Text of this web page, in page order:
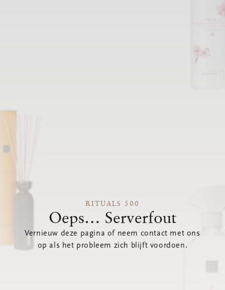
RITUALS 500
Oeps… Serverfout
Vernieuw deze pagina of neem contact met ons
op als het probleem zich blijft voordoen.